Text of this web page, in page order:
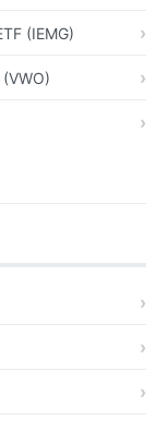
(IEMG)